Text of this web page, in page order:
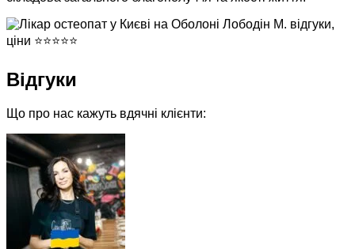
Відгуки
Що про нас кажуть вдячні клієнти: